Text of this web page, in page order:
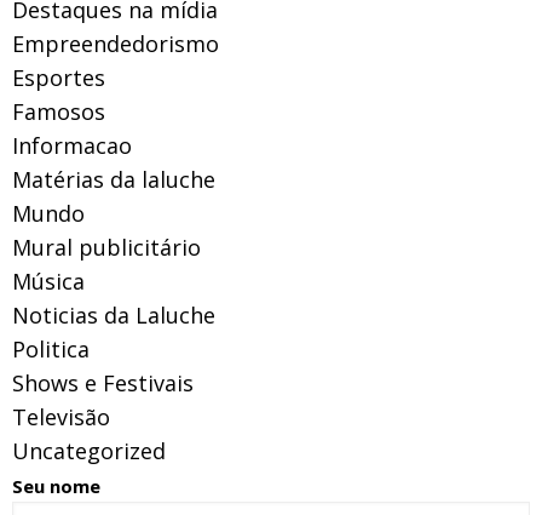
Destaques na mídia
Empreendedorismo
Esportes
Famosos
Informacao
Matérias da laluche
Mundo
Mural publicitário
Música
Noticias da Laluche
Politica
Shows e Festivais
Televisão
Uncategorized
Seu nome